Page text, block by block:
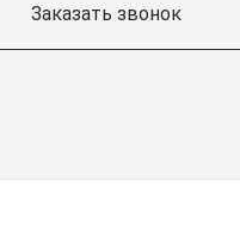
Заказать звонок